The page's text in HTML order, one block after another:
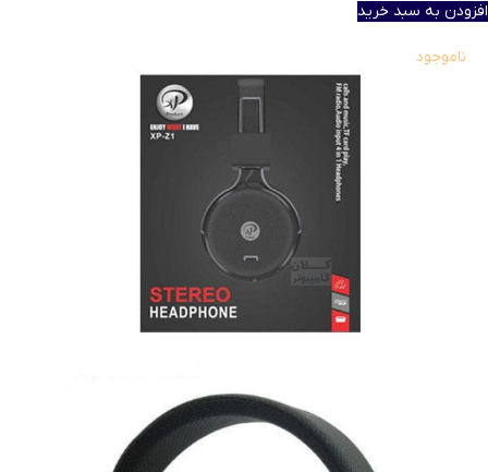
افزودن به سبد خرید
ناموجود